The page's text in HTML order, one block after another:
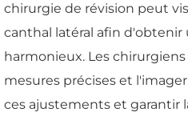
chirurgie de révision peut
canthal latéral afin d'obtenir
harmonieux. Les
mesures précises et
ces ajustements et garantir